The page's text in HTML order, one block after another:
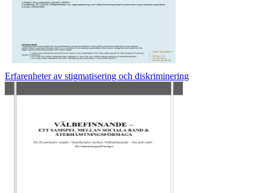
Erfarenheter av stigmatisering och diskriminering